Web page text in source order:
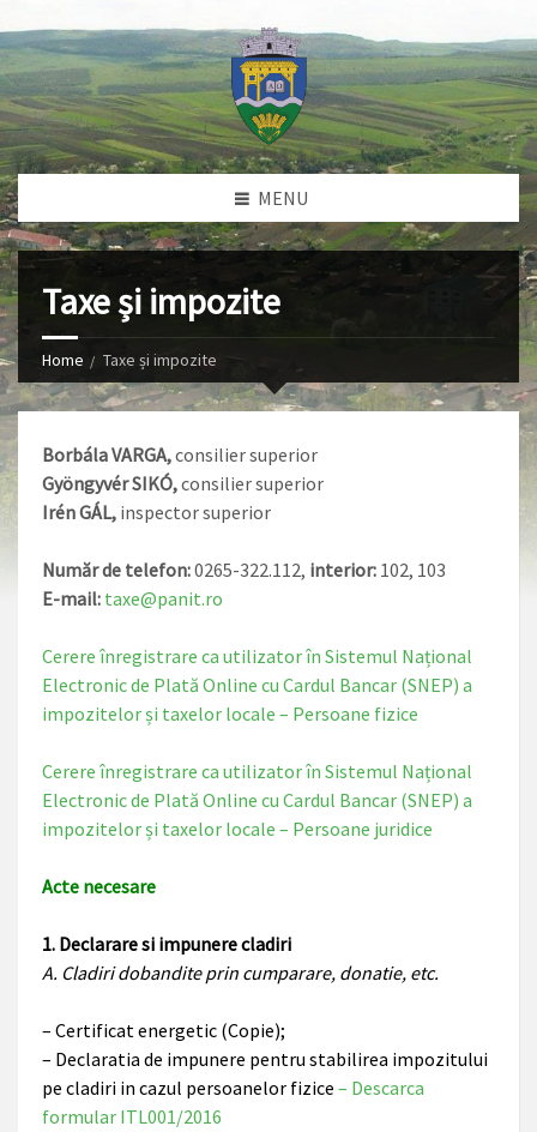
MENU
Taxe și impozite
Home Taxe și impozite
Borbála VARGA,consilier superior
Gyöngyvér SIKÓ,consilier superior
Irén GÁL, inspector superior
Număr de telefon:0265-322.112, interior: 102, 103
E-mail: taxe@panit.ro
Cerere înregistrare ca utilizator în Sistemul Național
Electronic de Plată Online cu Cardul Bancar (SNEP) a
impozitelor și taxelor locale – Persoane fizice
Cerere înregistrare ca utilizator în Sistemul Național
Electronic de Plată Online cu Cardul Bancar (SNEP) a
impozitelor și taxelor locale – Persoane juridice
Acte necesare
1. Declarare si impunere cladiri
A. Cladiri dobandite prin cumparare, donatie, etc.
– Certificat energetic (Copie);
– Declaratia de impunere pentru stabilirea impozitului
pe cladiri in cazul persoanelor fizice – Descarca
formular ITL001/2016